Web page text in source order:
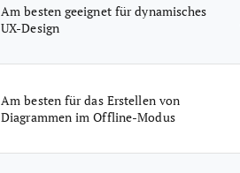
Am besten geeignet für dynamisches
UX-Design
Am besten für das Erstellen von
Diagrammen im Offline-Modus